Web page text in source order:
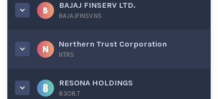
BAJAJ FINSERV LTD.
BAJAJFINSV.NS
Northern Trust Corporation
NTRS
RESONA HOLDINGS
8308.T